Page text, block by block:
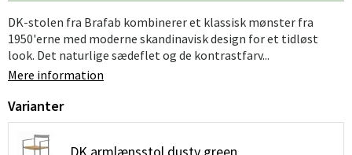
DK-stolen fra Brafab kombinerer et klassisk mønster fra
1950'erne med moderne skandinavisk design for et tidløst
look. Det naturlige sædeflet og de kontrastfarv...
Mere information
Varianter
DK armlænsstol dusty green